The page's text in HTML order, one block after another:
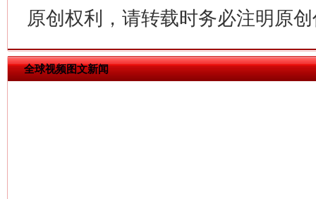
原创权利，请转载时务必注明原
全球视频图文新闻